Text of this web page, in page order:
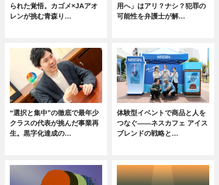
られた覚悟。カゴメ×JAアオ
レンが挑む青森り…
用へ」はアリ？ナシ？犯罪の
可能性を弁護士が解…
“選択と集中”の徹底で最年少
クラスの代表が挑んだ事業再
生。黒字化達成の…
体験型イベントで商品と人を
つなぐ――ネスカフェ アイス
ブレンドの戦略と…